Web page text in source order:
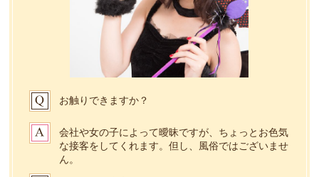
お触りできますか？
会社や女の子によって曖昧ですが、ちょっとお色気
な接客をしてくれます。但し、風俗ではございませ
ん。